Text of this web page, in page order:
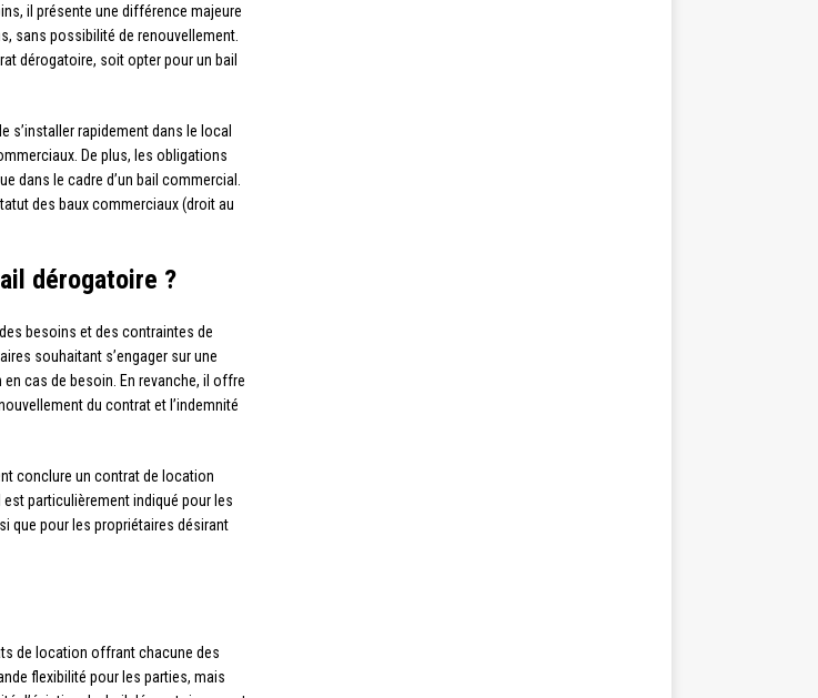
il présente une différence majeure
sans possibilité de renouvellement.
dérogatoire, soit opter pour un bail
s’installer rapidement dans le local
De plus, les obligations
dans le cadre d’un bail commercial.
des baux commerciaux (droit au
dérogatoire ?
besoins et des contraintes de
souhaitant s’engager sur une
cas de besoin. En revanche, il offre
du contrat et l’indemnité
conclure un contrat de location
particulièrement indiqué pour les
que pour les propriétaires désirant
de location offrant chacune des
flexibilité pour les parties, mais